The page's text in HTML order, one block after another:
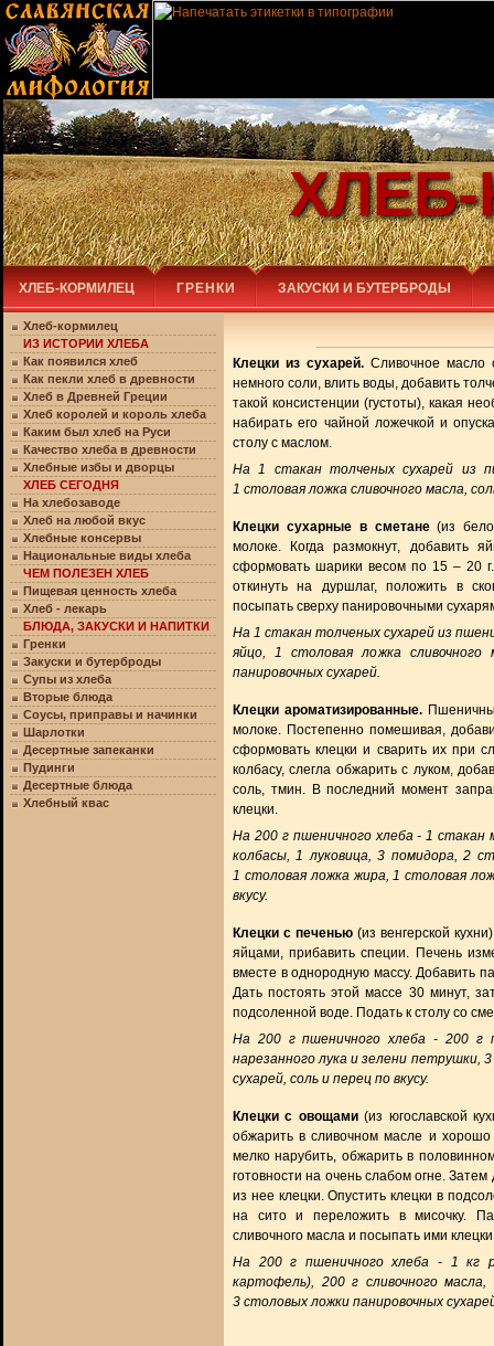
ХЛЕБ-КОРМИЛЕЦ ГРЕНКИ ЗАКУСКИ И БУТЕРБРОДЫ
Хлеб-кормилец
ИЗ ИСТОРИИ ХЛЕБА
Как появился хлеб
Как пекли хлеб в древности
Хлеб в Древней Греции
Хлеб королей и король хлеба
Каким был хлеб на Руси
Качество хлеба в древности
Хлебные избы и дворцы
ХЛЕБ СЕГОДНЯ
На хлебозаводе
Хлеб на любой вкус
Хлебные консервы
Национальные виды хлеба
ЧЕМ ПОЛЕЗЕН ХЛЕБ
Пищевая ценность хлеба
Хлеб - лекарь
БЛЮДА, ЗАКУСКИ И НАПИТКИ
Гренки
Закуски и бутерброды
Супы из хлеба
Вторые блюда
Соусы, приправы и начинки
Шарлотки
Десертные запеканки
Пудинги
Десертные блюда
Хлебный квас
Клецки из сухарей.Сливочное масло
немного соли, влить воды, добавить
такой консистенции (густоты), какая
набирать его чайной ложечкой и
столу с маслом.
На 1 стакан толченых сухарей из
1 столовая ложка сливочного масла,
Клецки сухарные в сметане(из
молоке. Когда размокнут, добавить
сформовать шарики весом по 15 – 20
откинуть на дуршлаг, положить в
посыпать сверху панировочными
На 1 стакан толченых сухарей из
яйцо, 1 столовая ложка
панировочных сухарей.
Клецки ароматизированные.
молоке. Постепенно помешивая,
сформовать клецки и сварить их при
колбасу, слегла обжарить с луком,
соль, тмин. В последний момент
клецки.
На 200 г пшеничного хлеба - 1 стакан
колбасы, 1 луковица, 3 помидора, 2
1 столовая ложка жира, 1 столовая
вкусу.
Клецки с печенью (из венгерской
яйцами, прибавить специи. Печень
вместе в однородную массу. Добавить
Дать постоять этой массе 30 минут,
подсоленной воде. Подать к столу со
На 200 г пшеничного хлеба - 200 г
нарезанного лука и зелени петрушки,
сухарей, соль и перец по вкусу.
Клецки с овощами(из югославской
обжарить в сливочном масле и
мелко нарубить, обжарить в
готовности на очень слабом огне.
из нее клецки. Опустить клецки в
на сито и переложить в мисочку.
сливочного масла и посыпать ими
На 200 г пшеничного хлеба - 1 кг
картофель), 200 г сливочного
3 столовых ложки панировочных